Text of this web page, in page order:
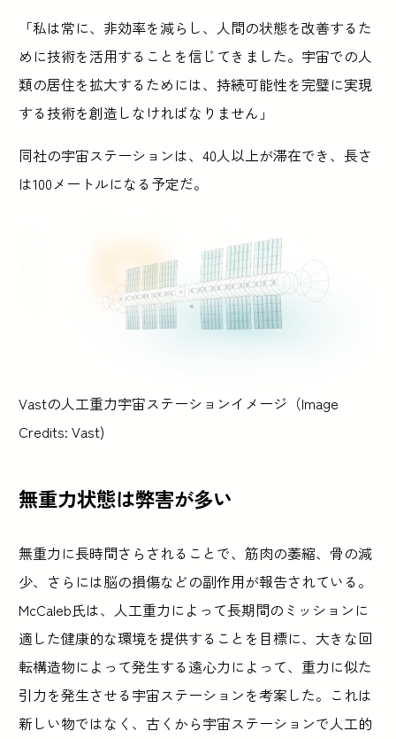
「私は常に、非効率を減らし、人間の状態を改善するた
めに技術を活用することを信じてきました。宇宙での人
類の居住を拡大するためには、持続可能性を完璧に実現
する技術を創造しなければなりません」
同社の宇宙ステーションは、40人以上が滞在でき、長さ
は100メートルになる予定だ。
Vastの人工重力宇宙ステーションイメージ（Image
Credits: Vast)
無重力状態は弊害が多い
無重力に長時間さらされることで、筋肉の萎縮、骨の減
少、さらには脳の損傷などの副作用が報告されている。
McCaleb氏は、人工重力によって長期間のミッションに
適した健康的な環境を提供することを目標に、大きな回
転構造物によって発生する遠心力によって、重力に似た
引力を発生させる宇宙ステーションを考案した。これは
新しい物ではなく、古くから宇宙ステーションで人工的